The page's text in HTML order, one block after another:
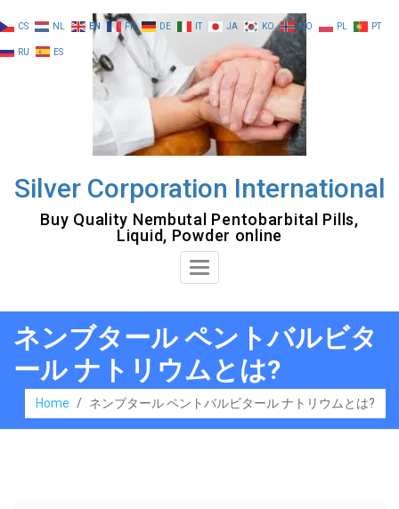
to
content
Silver Corporation International
Buy Quality Nembutal Pentobarbital Pills,
Liquid, Powder online
Toggle
ネンブタール ペントバルビタ
ール ナトリウムとは?
Home / ネンブタール ペントバルビタール ナトリウムとは?
CS NL EN FR DE IT JA KO NO PL PT
RU ES